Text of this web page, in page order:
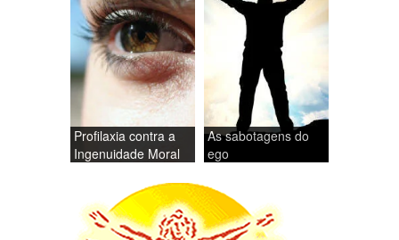
Profilaxia contra a
Ingenuidade Moral
As sabotagens do
ego